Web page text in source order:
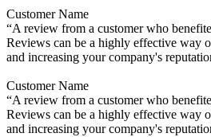
Customer Name
“A review from a customer who
Reviews can be a highly effective way
and increasing your company's
Customer Name
“A review from a customer who
Reviews can be a highly effective way
and increasing your company's